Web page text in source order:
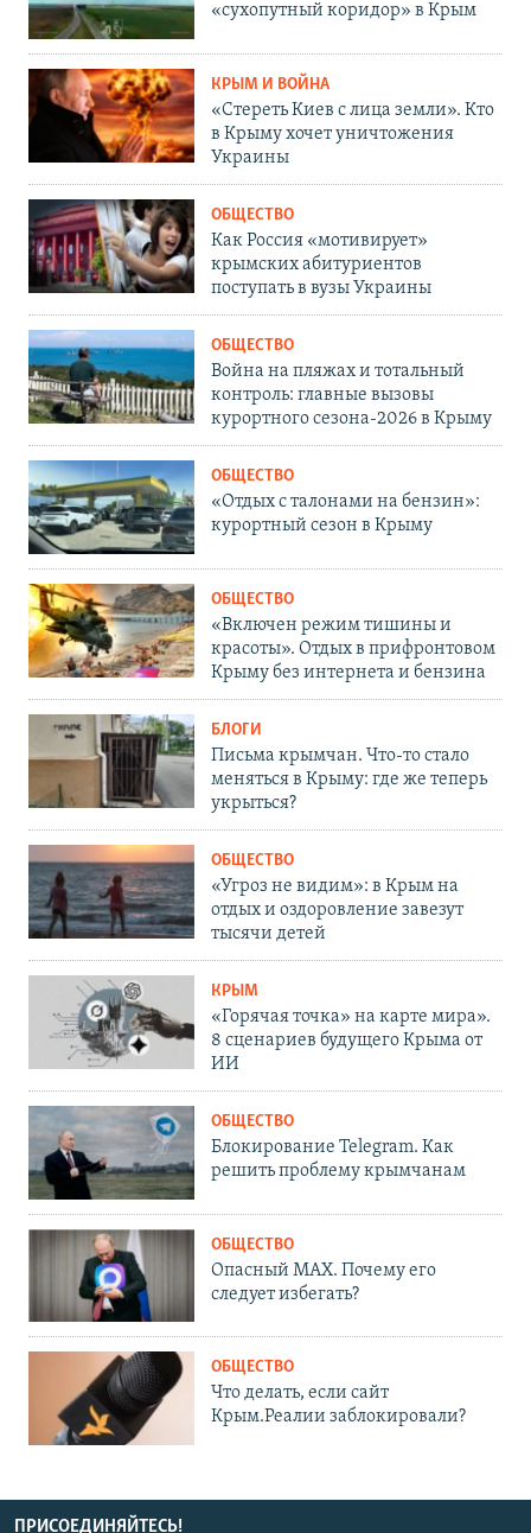
«сухопутный коридор» в Крым
КРЫМ И ВОЙНА
«Стереть Киев с лица земли». Кто
в Крыму хочет уничтожения
Украины
ОБЩЕСТВО
Как Россия «мотивирует»
крымских абитуриентов
поступать в вузы Украины
ОБЩЕСТВО
Война на пляжах и тотальный
контроль: главные вызовы
курортного сезона-2026 в Крыму
ОБЩЕСТВО
«Отдых с талонами на бензин»:
курортный сезон в Крыму
ОБЩЕСТВО
«Включен режим тишины и
красоты». Отдых в прифронтовом
Крыму без интернета и бензина
БЛОГИ
Письма крымчан. Что-то стало
меняться в Крыму: где же теперь
укрыться?
ОБЩЕСТВО
«Угроз не видим»: в Крым на
отдых и оздоровление завезут
тысячи детей
КРЫМ
«Горячая точка» на карте мира».
8 сценариев будущего Крыма от
ИИ
ОБЩЕСТВО
Блокирование Telegram. Как
решить проблему крымчанам
ОБЩЕСТВО
Опасный MAX. Почему его
следует избегать?
ОБЩЕСТВО
Что делать, если сайт
Крым.Реалии заблокировали?
ПРИСОЕДИНЯЙТЕСЬ!